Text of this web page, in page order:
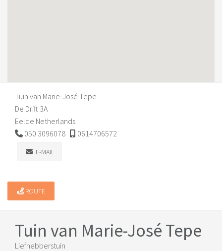
Tuin van Marie-José Tepe
De Drift 3A
Eelde Netherlands
050 3096078
0614706572
E-MAIL
ROUTE
Tuin van Marie-José Tepe
Liefhebberstuin